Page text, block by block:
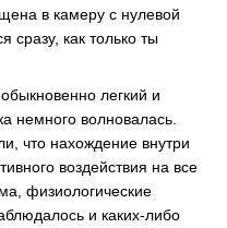
в камеру с нулевой
сразу, как только ты
легкий и
немного волновалась.
что нахождение внутри
воздействия на все
физиологические
и каких-либо